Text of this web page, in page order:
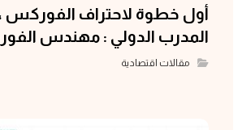
أول خطوة لاحتراف الفوركس
المدرب الدولي : مهندس
مقالات اقتصادية